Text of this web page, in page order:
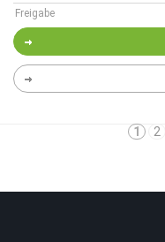
Freigabe
1 2